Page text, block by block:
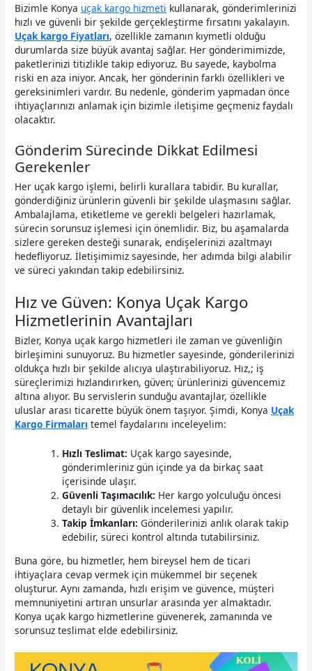
Bizimle Konya uçak kargo hizmeti kullanarak, gönderimlerinizi
hızlı ve güvenli bir şekilde gerçekleştirme fırsatını yakalayın.
Uçak kargo Fiyatları, özellikle zamanın kıymetli olduğu
durumlarda size büyük avantaj sağlar. Her gönderimimizde,
paketlerinizi titizlikle takip ediyoruz. Bu sayede, kaybolma
riski en aza iniyor. Ancak, her gönderinin farklı özellikleri ve
gereksinimleri vardır. Bu nedenle, gönderim yapmadan önce
ihtiyaçlarınızı anlamak için bizimle iletişime geçmeniz faydalı
olacaktır.
Gönderim Sürecinde Dikkat Edilmesi
Gerekenler
Her uçak kargo işlemi, belirli kurallara tabidir. Bu kurallar,
gönderdiğiniz ürünlerin güvenli bir şekilde ulaşmasını sağlar.
Ambalajlama, etiketleme ve gerekli belgeleri hazırlamak,
sürecin sorunsuz işlemesi için önemlidir. Biz, bu aşamalarda
sizlere gereken desteği sunarak, endişelerinizi azaltmayı
hedefliyoruz. İletişimimiz sayesinde, her adımda bilgi alabilir
ve süreci yakından takip edebilirsiniz.
Hız ve Güven: Konya Uçak Kargo
Hizmetlerinin Avantajları
Bizler, Konya uçak kargo hizmetleri ile zaman ve güvenliğin
birleşimini sunuyoruz. Bu hizmetler sayesinde, gönderilerinizi
oldukça hızlı bir şekilde alıcıya ulaştırabiliyoruz. Hız,; iş
süreçlerimizi hızlandırırken, güven; ürünlerinizi güvencemiz
altına alıyor. Bu servislerin sunduğu avantajlar, özellikle
uluslar arası ticarette büyük önem taşıyor. Şimdi, Konya Uçak
Kargo Firmaları temel faydalarını inceleyelim:
Hızlı Teslimat: Uçak kargo sayesinde,
gönderimleriniz gün içinde ya da birkaç saat
içerisinde ulaşır.
Güvenli Taşımacılık: Her kargo yolculuğu öncesi
detaylı bir güvenlik incelemesi yapılır.
Takip İmkanları: Gönderilerinizi anlık olarak takip
edebilir, süreci kontrol altında tutabilirsiniz.
Buna göre, bu hizmetler, hem bireysel hem de ticari
ihtiyaçlara cevap vermek için mükemmel bir seçenek
oluşturur. Aynı zamanda, hızlı erişim ve güvence, müşteri
memnuniyetini artıran unsurlar arasında yer almaktadır.
Konya uçak kargo hizmetlerine güvenerek, zamanında ve
sorunsuz teslimat elde edebilirsiniz.